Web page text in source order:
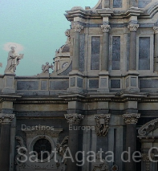
Destinos Europa
Sant’Agata de